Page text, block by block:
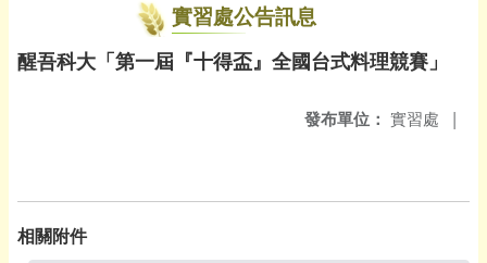
實習處公告訊息
醒吾科大「第一屆『十得盃』全國台式料理競賽」
發布單位： 實習處 |
相關附件